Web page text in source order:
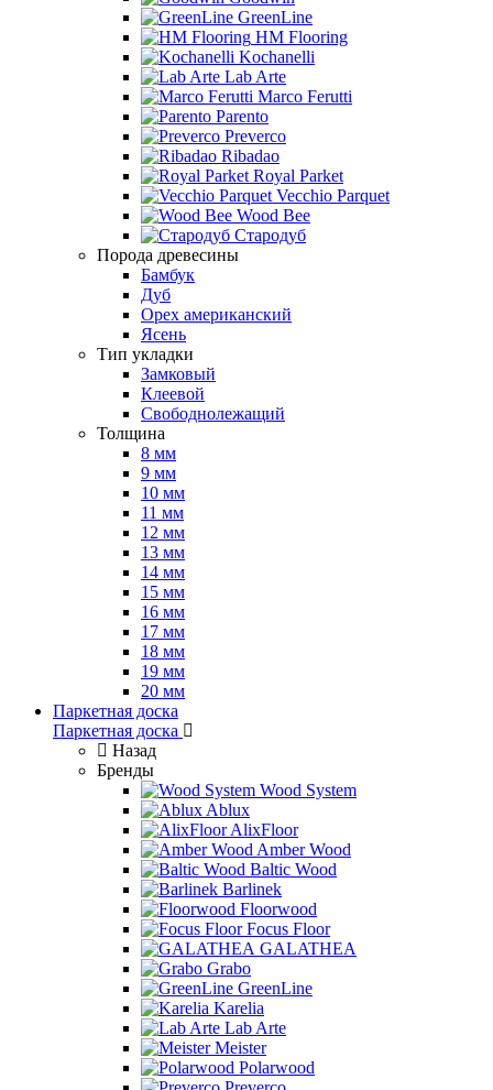
GreenLine
HM Flooring
Kochanelli
Lab Arte
Marco Ferutti
Parento
Preverco
Ribadao
Royal Parket
Vecchio Parquet
Wood Bee
Стародуб
Порода древесины
Бамбук
Дуб
Орех американский
Ясень
Тип укладки
Замковый
Клеевой
Свободнолежащий
Толщина
8 мм
9 мм
10 мм
11 мм
12 мм
13 мм
14 мм
15 мм
16 мм
17 мм
18 мм
19 мм
20 мм
Паркетная доска
Паркетная доска
Назад
Бренды
Wood System
Ablux
AlixFloor
Amber Wood
Baltic Wood
Barlinek
Floorwood
Focus Floor
GALATHEA
Grabo
GreenLine
Karelia
Lab Arte
Meister
Polarwood